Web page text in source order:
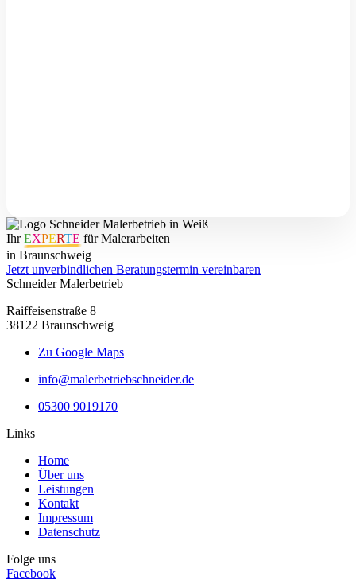
IhrEXPERTE für Malerarbeiten
in Braunschweig
Jetzt unverbindlichen Beratungstermin vereinbaren
Schneider Malerbetrieb
Raiffeisenstraße 8
38122 Braunschweig
Zu Google Maps
info@malerbetriebschneider.de
05300 9019170
Links
Home
Über uns
Leistungen
Kontakt
Impressum
Datenschutz
Folge uns
Facebook